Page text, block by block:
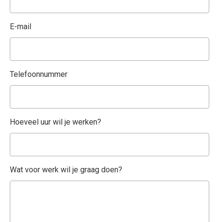
E-mail
Telefoonnummer
Hoeveel uur wil je werken?
Wat voor werk wil je graag doen?